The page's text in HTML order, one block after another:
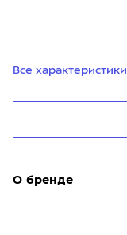
Все характеристики
О бренде